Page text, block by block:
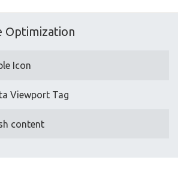
Optimization
Icon
Viewport Tag
content